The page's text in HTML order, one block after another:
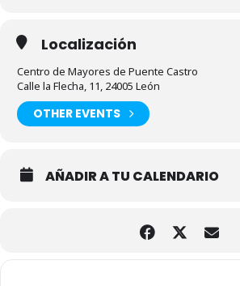
Localización
Centro de Mayores de Puente Castro
Calle la Flecha, 11, 24005 León
OTHER EVENTS
AÑADIR A TU CALENDARIO